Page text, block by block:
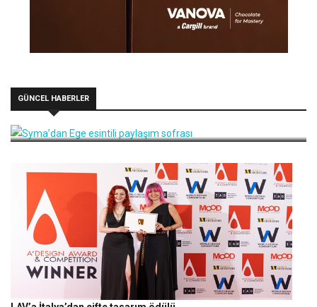
GÜNCEL HABERLER
Syma’dan Ege esintili paylaşım sofrası